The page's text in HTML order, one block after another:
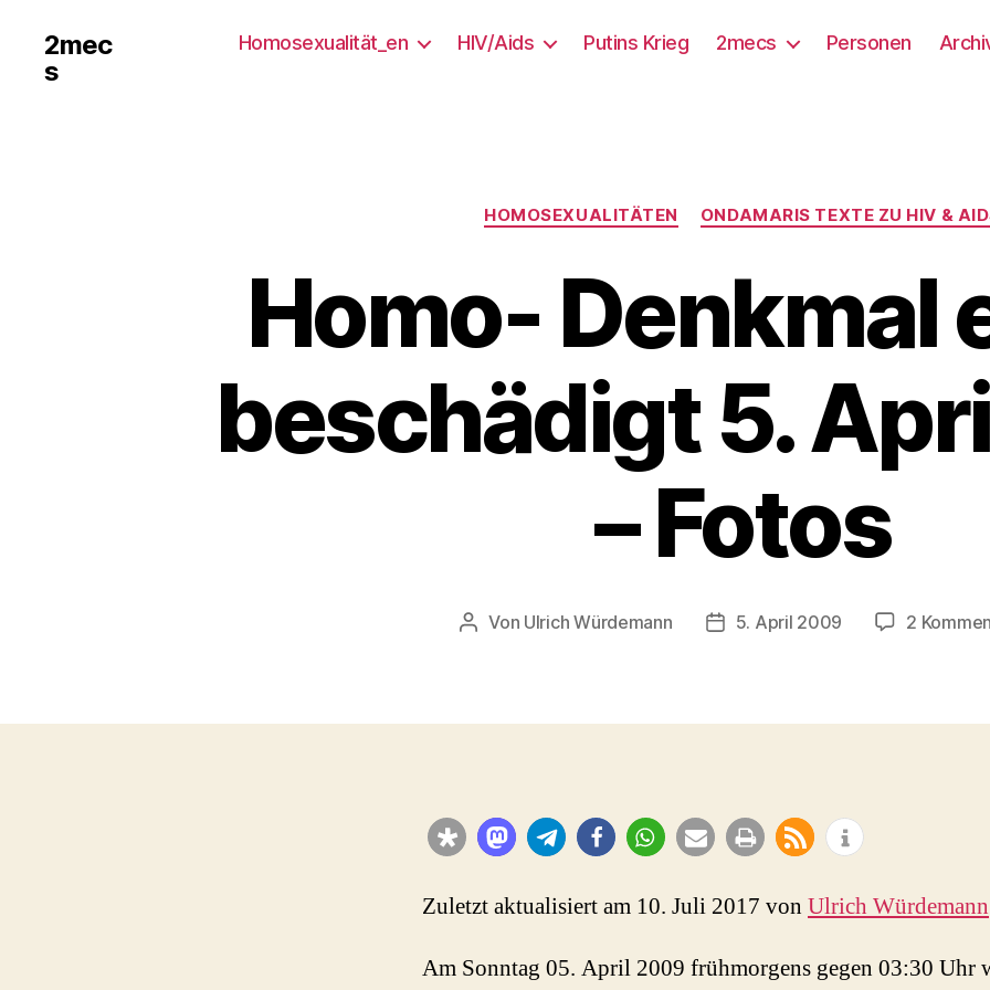
2mec
s
Homosexualität_en HIV/Aids Putins Krieg 2mecs Personen
Kategorien
HOMOSEXUALITÄTEN ONDAMARIS TEXTE ZU HIV &
Homo- Denkmal
beschädigt 5.
– Fotos
Beitragsautor
Von Ulrich Würdemann Beitragsdatum
5. April 2009 2
Zuletzt aktualisiert am 10. Juli 2017 von Ulrich Würdemann
Am Sonntag 05. April 2009 frühmorgens gegen 03:30 Uhr